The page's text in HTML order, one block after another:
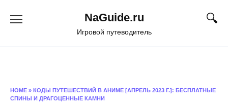
NaGuide.ru
Игровой путеводитель
HOME » КОДЫ ПУТЕШЕСТВИЙ В АНИМЕ [АПРЕЛЬ 2023 Г.]: БЕСПЛАТНЫЕ
СПИНЫ И ДРАГОЦЕННЫЕ КАМНИ